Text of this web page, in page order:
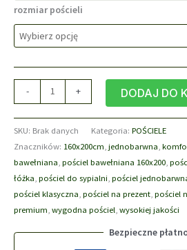
rozmiar pościeli
-
Poszwa
bawełniana
na
kołdrę
160x200
jednolita
biała,
rożowa,
+ DODAJ DO
SKU: Brak danych Kategoria: POŚCIELE
Znaczników: 160x200cm, jednobarwna,
bawełniana, pościel bawełniana 160x200,
łóżka, pościel do sypialni, pościel
pościel klasyczna, pościel na prezent, pościel
premium, wygodna pościel, wysokiej jakości
Bezpieczne